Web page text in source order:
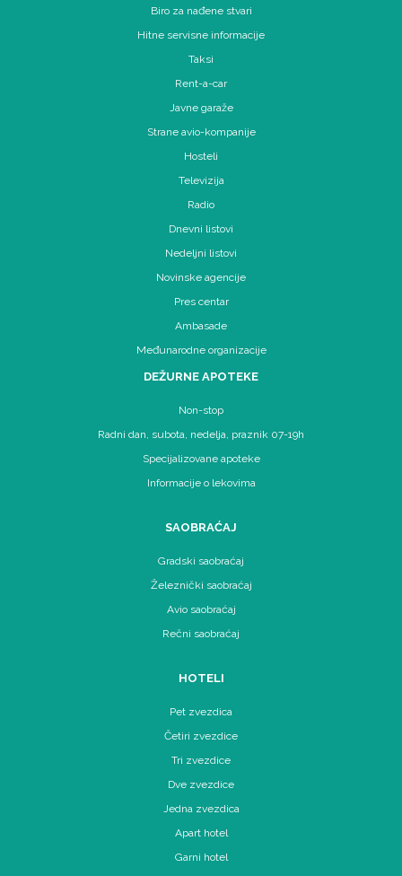
Biro za nađene stvari
Hitne servisne informacije
Taksi
Rent-a-car
Javne garaže
Strane avio-kompanije
Hosteli
Televizija
Radio
Dnevni listovi
Nedeljni listovi
Novinske agencije
Pres centar
Ambasade
Međunarodne organizacije
DEŽURNE APOTEKE
Non-stop
Radni dan, subota, nedelja, praznik 07-19h
Specijalizovane apoteke
Informacije o lekovima
SAOBRAĆAJ
Gradski saobraćaj
Železnički saobraćaj
Avio saobraćaj
Rečni saobraćaj
HOTELI
Pet zvezdica
Četiri zvezdice
Tri zvezdice
Dve zvezdice
Jedna zvezdica
Apart hotel
Garni hotel